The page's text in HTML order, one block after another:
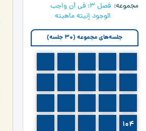
مجموعه
فصل 3: في أن واجب
الوجود إنيته ماهيته
جلسه‌های مجموعه (30 جلسه)
104